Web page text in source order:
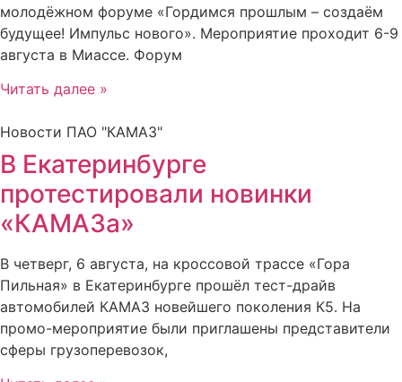
молодёжном форуме «Гордимся прошлым – создаём
будущее! Импульс нового». Мероприятие проходит 6-9
августа в Миассе. Форум
Читать далее »
Новости ПАО "КАМАЗ"
В Екатеринбурге
протестировали новинки
«КАМАЗа»
В четверг, 6 августа, на кроссовой трассе «Гора
Пильная» в Екатеринбурге прошёл тест-драйв
автомобилей КАМАЗ новейшего поколения К5. На
промо-мероприятие были приглашены представители
сферы грузоперевозок,